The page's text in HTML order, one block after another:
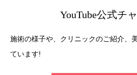
YouTube公式チ
施術の様子や、クリニックのご紹介、
ています!